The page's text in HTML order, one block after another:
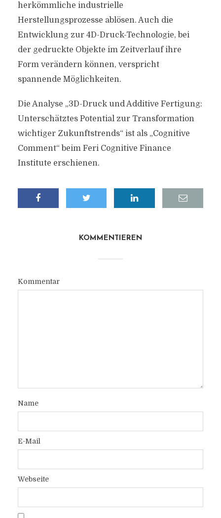
herkömmliche industrielle
Herstellungsprozesse ablösen. Auch die
Entwicklung zur 4D-Druck-Technologie, bei
der gedruckte Objekte im Zeitverlauf ihre
Form verändern können, verspricht
spannende Möglichkeiten.
Die Analyse „3D-Druck und Additive Fertigung:
Unterschätztes Potential zur Transformation
wichtiger Zukunftstrends“ ist als „Cognitive
Comment“ beim Feri Cognitive Finance
Institute erschienen.
KOMMENTIEREN
Kommentar
Name
E-Mail
Webseite